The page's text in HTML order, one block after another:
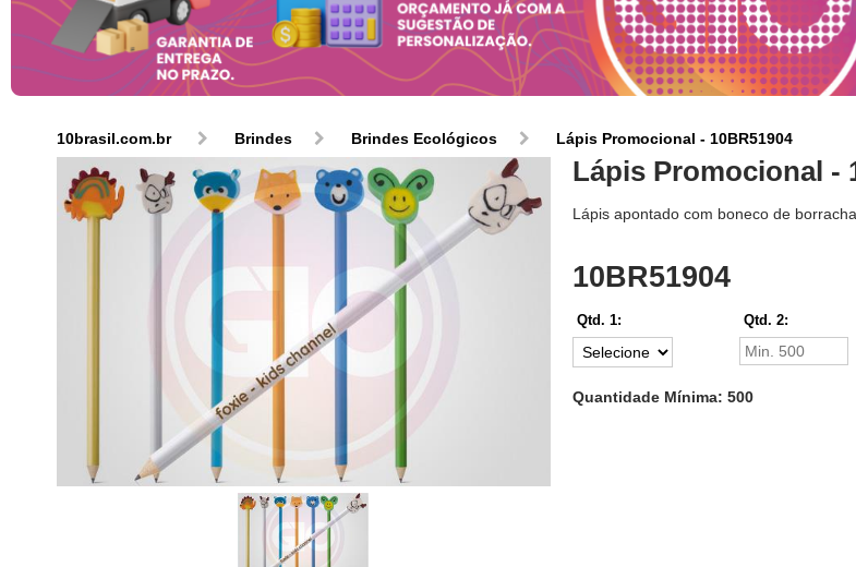
10brasil.com.br Brindes Brindes Ecológicos Lápis Promocional - 10BR51904
Lápis Promocional -
Lápis apontado com boneco de
10BR51904
Qtd. 1: Qtd. 2:
Quantidade Mínima: 500